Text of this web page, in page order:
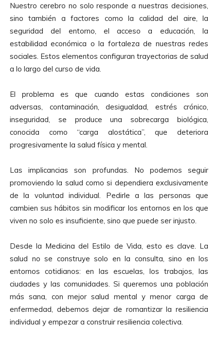
Nuestro cerebro no solo responde a nuestras decisiones,
sino también a factores como la calidad del aire, la
seguridad del entorno, el acceso a educación, la
estabilidad económica o la fortaleza de nuestras redes
sociales. Estos elementos configuran trayectorias de salud
a lo largo del curso de vida.
El problema es que cuando estas condiciones son
adversas, contaminación, desigualdad, estrés crónico,
inseguridad, se produce una sobrecarga biológica,
conocida como “carga alostática”, que deteriora
progresivamente la salud física y mental.
Las implicancias son profundas. No podemos seguir
promoviendo la salud como si dependiera exclusivamente
de la voluntad individual. Pedirle a las personas que
cambien sus hábitos sin modificar los entornos en los que
viven no solo es insuficiente, sino que puede ser injusto.
Desde la Medicina del Estilo de Vida, esto es clave. La
salud no se construye solo en la consulta, sino en los
entornos cotidianos: en las escuelas, los trabajos, las
ciudades y las comunidades. Si queremos una población
más sana, con mejor salud mental y menor carga de
enfermedad, debemos dejar de romantizar la resiliencia
individual y empezar a construir resiliencia colectiva.